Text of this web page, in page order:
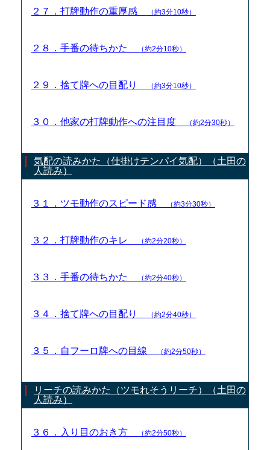
２７．打牌動作の重厚感 （約3分10秒）
２８．手番の待ちかた （約2分10秒）
２９．捨て牌への目配り （約3分10秒）
３０．他家の打牌動作への注目度 （約2分30秒）
気配の読みかた（仕掛けテンパイ気配）（土田の
人読み）
３１．ツモ動作のスピード感 （約3分30秒）
３２．打牌動作のキレ （約2分20秒）
３３．手番の待ちかた （約2分40秒）
３４．捨て牌への目配り （約2分40秒）
３５．自フーロ牌への目線 （約2分50秒）
リーチの読みかた（ツモれそうリーチ）（土田の
人読み）
３６．入り目のおき方 （約2分50秒）